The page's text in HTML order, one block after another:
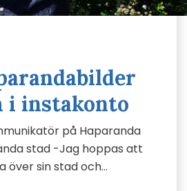
i instakonto
på Haparanda
stad -Jag hoppas att
över sin stad och…